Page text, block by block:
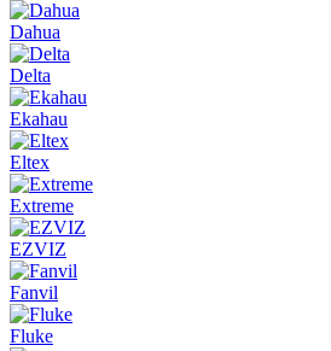
Dahua
Delta
Ekahau
Eltex
Extreme
EZVIZ
Fanvil
Fluke